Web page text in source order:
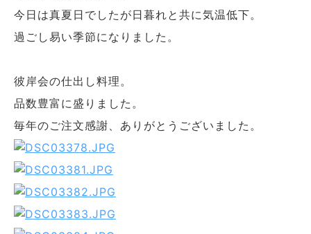
今日は真夏日でしたが日暮れと共に気温低下。
過ごし易い季節になりました。
彼岸会の仕出し料理。
品数豊富に盛りました。
毎年のご注文感謝、ありがとうございました。